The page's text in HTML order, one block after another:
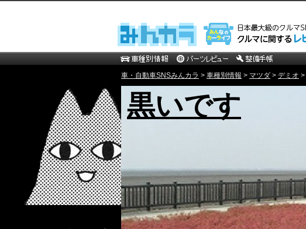
車・自動車SNSみんカラ > 車種別情報 > マツダ > デミオ >
黒いです